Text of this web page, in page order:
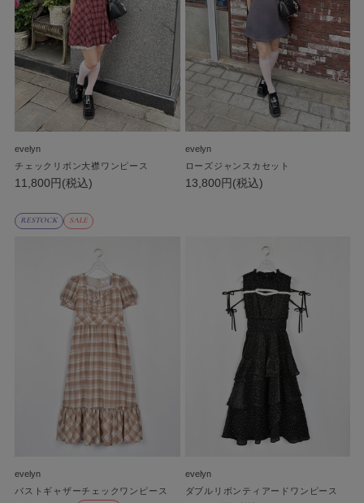
evelyn
チェックリボン大襟ワンピース
11,800円(税込)
evelyn
ローズジャンスカセット
13,800円(税込)
RESTOCK SALE
evelyn
バストギャザーチェックワンピース
evelyn
ダブルリボンティアードワンピース